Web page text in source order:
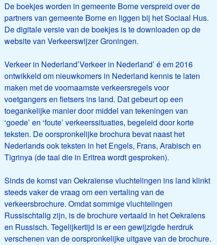
De boekjes worden in gemeente Borne verspreid over de
partners van gemeente Borne en liggen bij het Sociaal Hus.
De digitale versie van de boekjes is te downloaden op de
website van Verkeerswijzer Groningen.
Verkeer in Nederland’Verkeer in Nederland’ é em 2016
ontwikkeld om nieuwkomers in Nederland kennis te laten
maken met de voornaamste verkeersregels voor
voetgangers en fietsers ins land. Dat gebeurt op een
toegankelijke manier door middel van tekeningen van
‘goede’ en ‘foute’ verkeerssituaties, begeleid door korte
teksten. De oorspronkelijke brochura bevat naast het
Nederlands ook teksten in het Engels, Frans, Arabisch en
Tigrinya (de taal die in Eritrea wordt gesproken).
Sinds de komst van Oekraïense vluchtelingen ins land klinkt
steeds vaker de vraag om een vertaling van de
verkeersbrochure. Omdat sommige vluchtelingen
Russischtalig zijn, is de brochure vertaald in het Oekraïens
en Russisch. Tegelijkertijd is er een gewijzigde herdruk
verschenen van de oorspronkelijke uitgave van de brochure.